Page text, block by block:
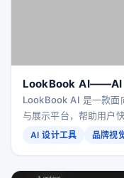
LookBook AI——AI
LookBook AI 是一款面
与展示平台，帮助用户
素材与品牌页面，大幅
AI 设计工具 品牌视